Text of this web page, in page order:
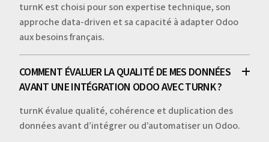
turnK est choisi pour son expertise technique, son
approche data-driven et sa capacité à adapter Odoo
aux besoins français.
COMMENT ÉVALUER LA QUALITÉ DE MES DONNÉES
AVANT UNE INTÉGRATION ODOO AVEC TURNK ?
turnK évalue qualité, cohérence et duplication des
données avant d’intégrer ou d’automatiser un Odoo.